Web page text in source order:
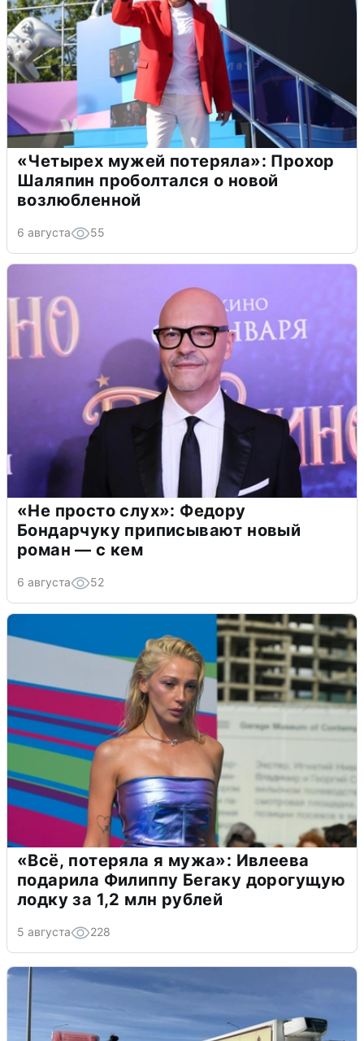
«Четырех мужей потеряла»: Прохор
Шаляпин проболтался о новой
возлюбленной
6 августа 55
«Не просто слух»: Федору
Бондарчуку приписывают новый
роман — с кем
6 августа 52
«Всё, потеряла я мужа»: Ивлеева
подарила Филиппу Бегаку дорогущую
лодку за 1,2 млн рублей
5 августа 228